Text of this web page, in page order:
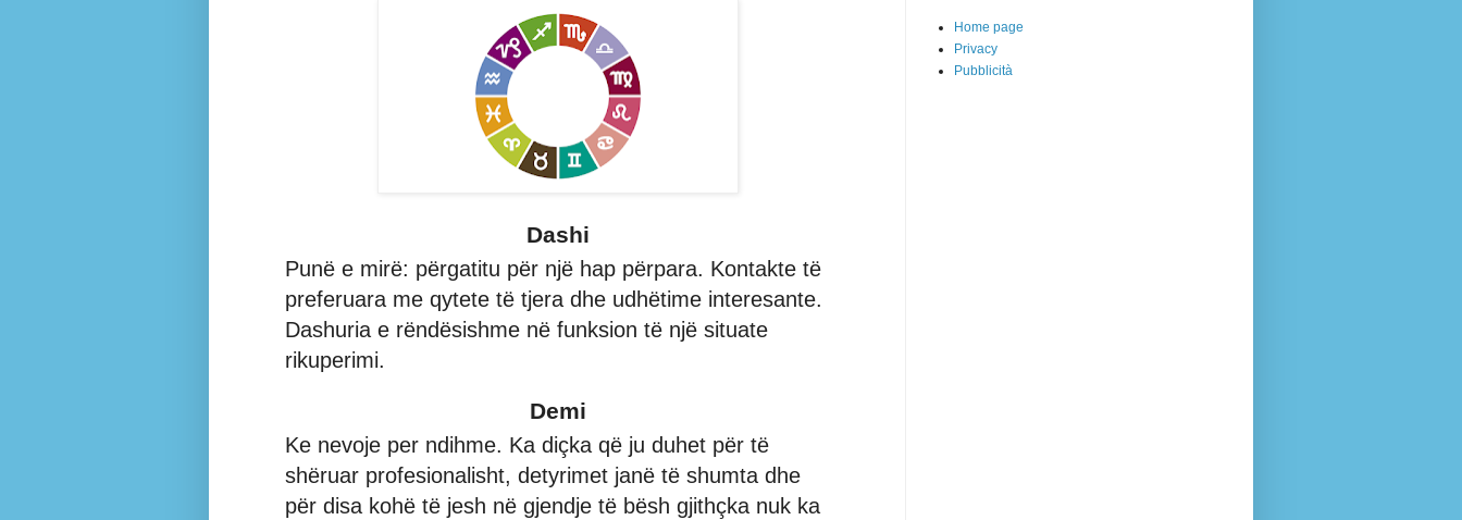
Dashi
Punë e mirë: përgatitu për një hap përpara. Kontakte të
preferuara me qytete të tjera dhe udhëtime interesante.
Dashuria e rëndësishme në funksion të një situate
rikuperimi.
Demi
Ke nevoje per ndihme. Ka diçka që ju duhet për të
shëruar profesionalisht, detyrimet janë të shumta dhe
për disa kohë të jesh në gjendje të bësh gjithçka nuk ka
Home page
Privacy
Pubblicità